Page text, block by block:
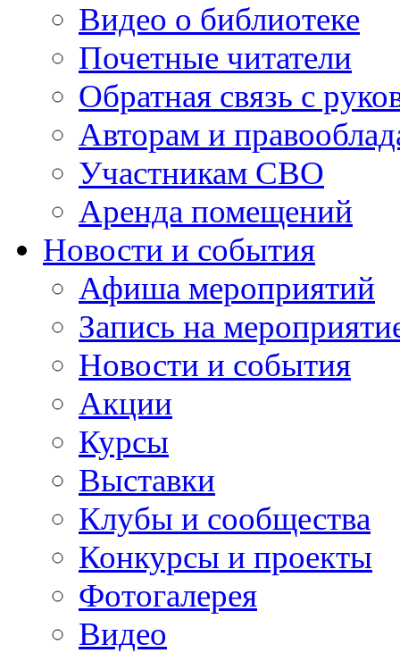
Видео о библиотеке
Почетные читатели
Обратная связь с
Авторам и
Участникам СВО
Аренда помещений
Новости и события
Афиша мероприятий
Запись на
Новости и события
Акции
Курсы
Выставки
Клубы и сообщества
Конкурсы и проекты
Фотогалерея
Видео